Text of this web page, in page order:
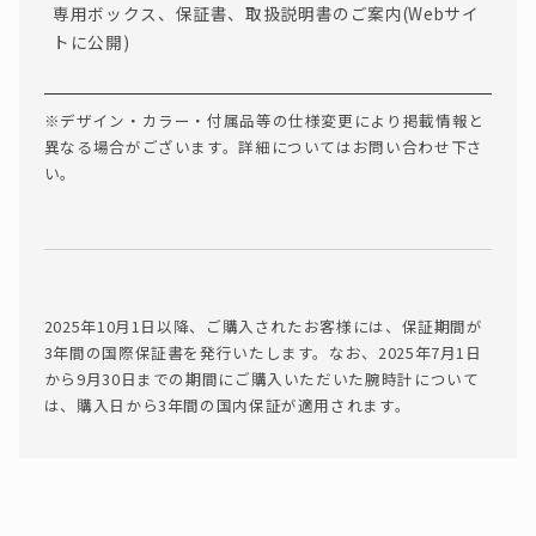
専用ボックス、保証書、取扱説明書のご案内(Webサイ
トに公開)
※デザイン・カラー・付属品等の仕様変更により掲載情報と
異なる場合がございます。詳細についてはお問い合わせ下さ
い。
2025年10月1日以降、ご購入されたお客様には、保証期間が
3年間の国際保証書を発行いたします。なお、2025年7月1日
から9月30日までの期間にご購入いただいた腕時計について
は、購入日から3年間の国内保証が適用されます。